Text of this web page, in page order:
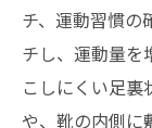
チ、運動習慣の
チし、運動量を
こしにくい足裏
や、靴の内側に